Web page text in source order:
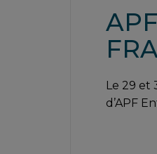
Le 29 et
d’APF